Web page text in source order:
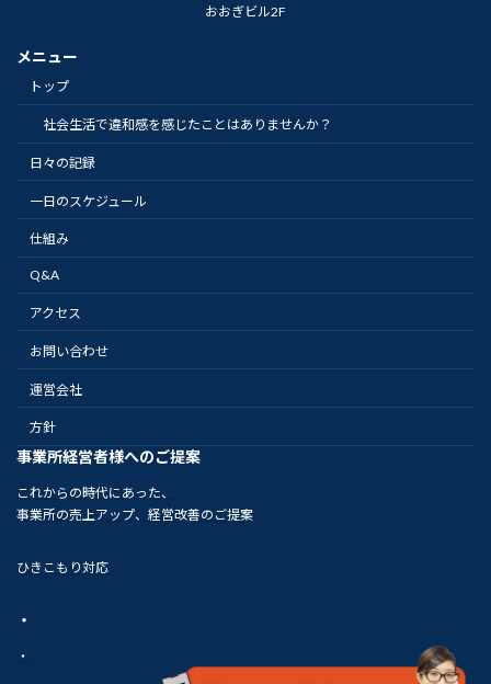
おおぎビル2F
メニュー
トップ
社会生活で違和感を感じたことはありませんか？
日々の記録
一日のスケジュール
仕組み
Q&A
アクセス
お問い合わせ
運営会社
方針
事業所経営者様へのご提案
これからの時代にあった、
事業所の売上アップ、経営改善のご提案
ひきこもり対応
・
・